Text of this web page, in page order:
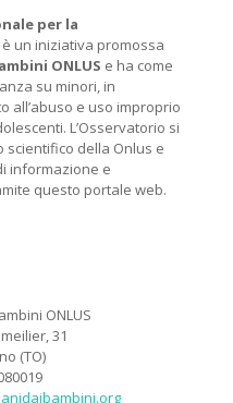
per la
è un iniziativa promossa
ONLUS e ha come
su minori, in
all’abuso e uso improprio
L’Osservatorio si
scientifico della Onlus e
informazione e
questo portale web.
ONLUS
31
(TO)